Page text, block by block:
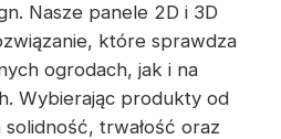
Nasze panele 2D i 3D
które sprawdza
ogrodach, jak i na
Wybierając produkty od
solidność, trwałość oraz